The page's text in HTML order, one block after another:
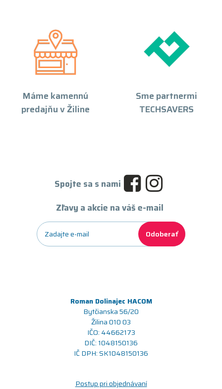
Máme kamennú
predajňu v Žiline
Sme partnermi
TECHSAVERS
Spojte sa s nami
Zľavy a akcie na váš e-mail
Odoberať
Roman Dolinajec HACOM
Bytčianska 56/20
Žilina 010 03
IČO: 44662173
DIČ: 1048150136
IČ DPH: SK1048150136
Postup pri objednávaní